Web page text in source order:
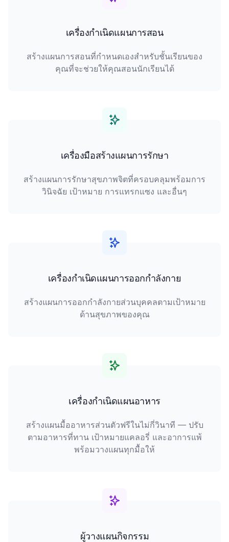
เครื่องกำเนิดแผนการสอน
สร้างแผนการสอนที่กำหนดเองสำหรับชั้นเรียนของ
คุณที่จะช่วยให้คุณสอนนักเรียนได้
เครื่องมือสร้างแผนการรักษา
สร้างแผนการรักษาสุขภาพจิตที่ครอบคลุมพร้อมการ
วินิจฉัย เป้าหมาย การแทรกแซง และอื่นๆ
เครื่องกำเนิดแผนการออกกำลังกาย
สร้างแผนการออกกำลังกายส่วนบุคคลตามเป้าหมาย
ด้านสุขภาพของคุณ
เครื่องกำเนิดแผนอาหาร
สร้างแผนมื้ออาหารส่วนตัวฟรีในไม่กี่วินาที — ปรับ
ตามอาหารที่ทาน เป้าหมายแคลอรี่ และอาการแพ้
พร้อมวางแผนทุกมื้อให้
ผู้วางแผนกิจกรรม